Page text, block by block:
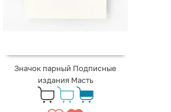
Значок парный Подписные
издания Масть